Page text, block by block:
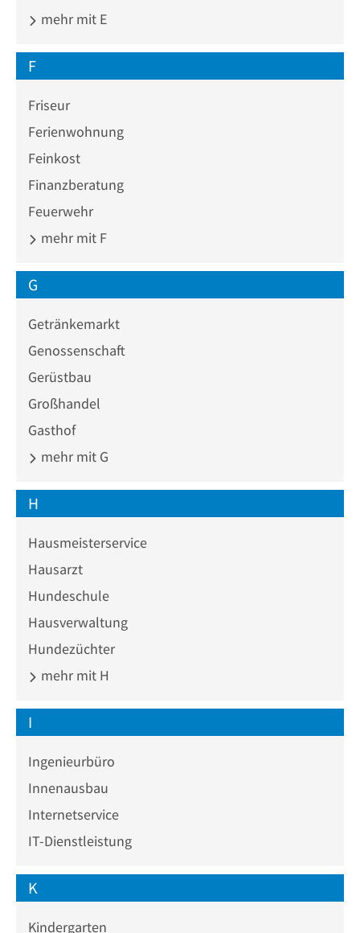
mehr mit E
F
Friseur
Ferienwohnung
Feinkost
Finanzberatung
Feuerwehr
mehr mit F
G
Getränkemarkt
Genossenschaft
Gerüstbau
Großhandel
Gasthof
mehr mit G
H
Hausmeisterservice
Hausarzt
Hundeschule
Hausverwaltung
Hundezüchter
mehr mit H
I
Ingenieurbüro
Innenausbau
Internetservice
IT-Dienstleistung
K
Kindergarten